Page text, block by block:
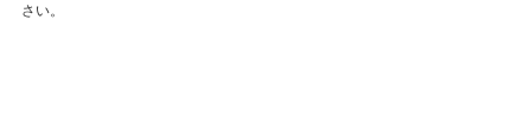
さい。